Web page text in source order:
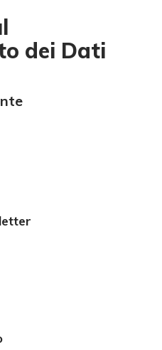
dei Dati